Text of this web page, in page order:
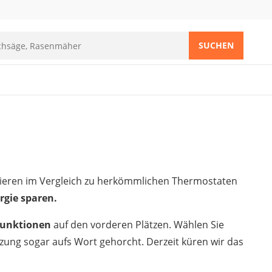
SUCHEN
im Vergleich zu herkömmlichen Thermostaten
sparen.
auf den vorderen Plätzen. Wählen Sie
sogar aufs Wort gehorcht. Derzeit küren wir das